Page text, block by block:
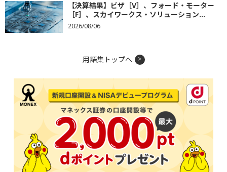
【決算結果】ビザ［V］、フォード・モーター
［F］、スカイワークス・ソリューション...
2026/08/06
用語集トップへ